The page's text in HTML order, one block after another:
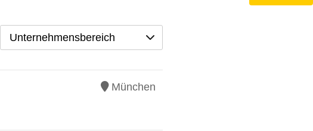
Unternehmensbereich
München